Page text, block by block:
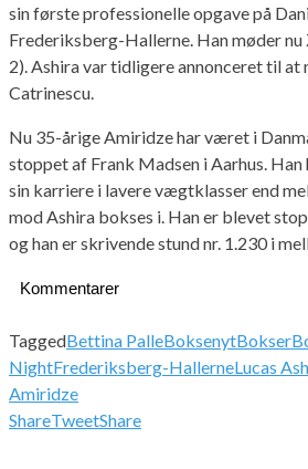
sin første professionelle opgave på
Frederiksberg-Hallerne. Han møder
2). Ashira var tidligere annonceret til at
Catrinescu.
Nu 35-årige Amiridze har været i
stoppet af Frank Madsen i Aarhus.
sin karriere i lavere vægtklasser end
mod Ashira bokses i. Han er blevet
og han er skrivende stund nr. 1.230 i
Kommentarer
TaggedBettina PalleBoksenytBokser
NightFrederiksberg-HallerneLucas
Amiridze
ShareTweetShare